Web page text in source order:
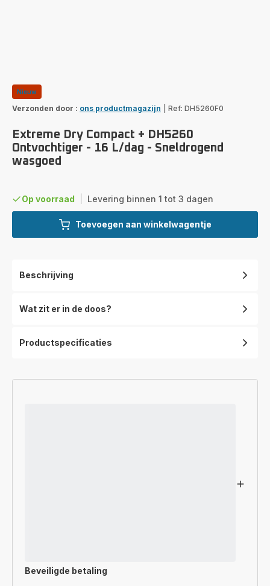
Nieuw
Verzonden door : ons productmagazijn Ref: DH5260F0
Extreme Dry Compact + DH5260
Ontvochtiger - 16 L/dag - Sneldrogend
wasgoed
Op voorraad Levering binnen 1 tot 3 dagen
Toevoegen aan winkelwagentje
Beschrijving
Wat zit er in de doos?
Productspecificaties
Beveiligde betaling